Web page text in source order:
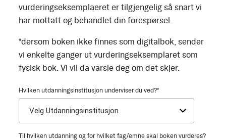
vurderingseksemplaeret er tilgjengelig så snart vi
har mottatt og behandlet din forespørsel.
*dersom boken ikke finnes som digitalbok, sender
vi enkelte ganger ut vurderingseksemplaret som
fysisk bok. Vi vil da varsle deg om det skjer.
Hvilken utdanningsinstitusjon underviser du ved?*
Til hvilken utdanning og for hvilket fag/emne skal boken vurderes?